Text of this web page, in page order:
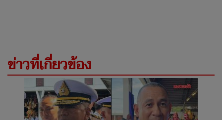
ข่าวที่เกี่ยวข้อง